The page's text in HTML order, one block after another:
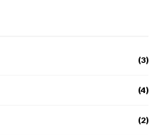
(3)
(4)
(2)